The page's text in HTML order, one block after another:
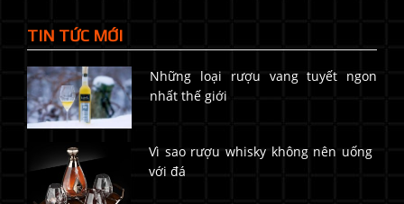
TIN TỨC MỚI
Những loại rượu vang tuyết ngon
nhất thế giới
Vì sao rượu whisky không nên uống
với đá